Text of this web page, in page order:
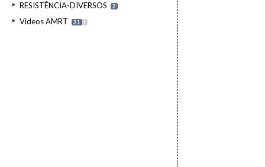
RESISTÊNCIA-DIVERSOS 2
Videos AMRT 21 I